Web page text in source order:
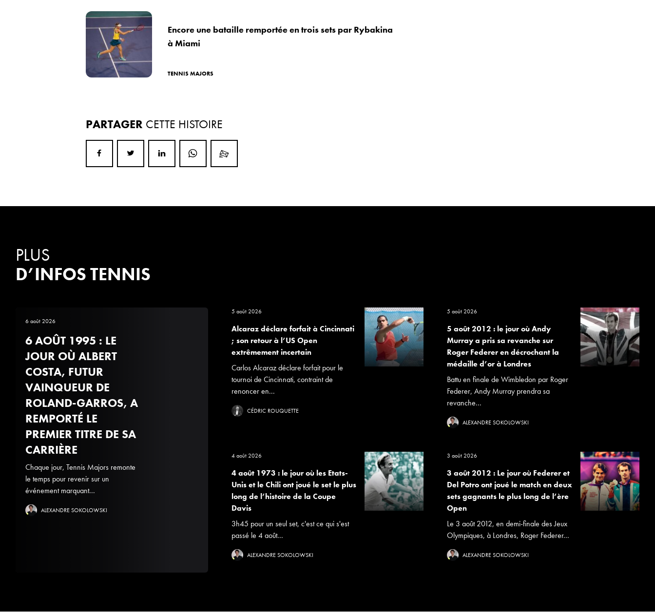
Encore une bataille remportée en trois sets par Rybakina
à Miami
TENNIS MAJORS
PARTAGER CETTE HISTOIRE
PLUS
D’INFOS TENNIS
6 août 2026
6 AOÛT 1995 : LE
JOUR OÙ ALBERT
COSTA, FUTUR
VAINQUEUR DE
ROLAND-GARROS, A
REMPORTÉ LE
PREMIER TITRE DE SA
CARRIÈRE
Chaque jour, Tennis Majors remonte
le temps pour revenir sur un
événement marquant...
ALEXANDRE SOKOLOWSKI
5 août 2026
Alcaraz déclare forfait à Cincinnati
; son retour à l’US Open
extrêmement incertain
Carlos Alcaraz déclare forfait pour le
tournoi de Cincinnati, contraint de
renoncer en...
CÉDRIC ROUQUETTE
5 août 2026
5 août 2012 : le jour où Andy
Murray a pris sa revanche sur
Roger Federer en décrochant la
médaille d’or à Londres
Battu en finale de Wimbledon par Roger
Federer, Andy Murray prendra sa
revanche...
ALEXANDRE SOKOLOWSKI
4 août 2026
4 août 1973 : le jour où les Etats-
Unis et le Chili ont joué le set le plus
long de l’histoire de la Coupe
Davis
3h45 pour un seul set, c'est ce qui s'est
passé le 4 août...
ALEXANDRE SOKOLOWSKI
3 août 2026
3 août 2012 : Le jour où Federer et
Del Potro ont joué le match en deux
sets gagnants le plus long de l’ère
Open
Le 3 août 2012, en demi-finale des Jeux
Olympiques, à Londres, Roger Federer...
ALEXANDRE SOKOLOWSKI